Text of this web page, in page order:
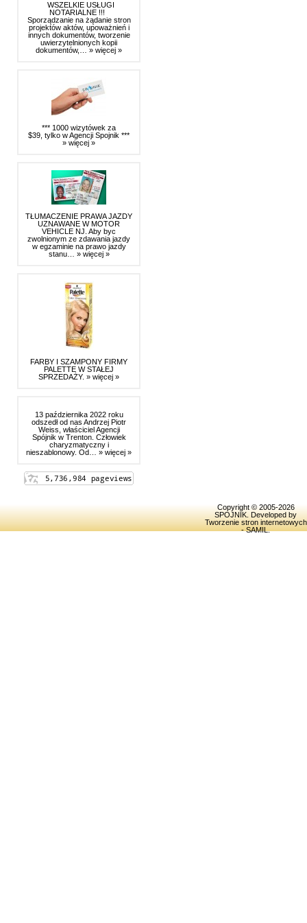
WSZELKIE USŁUGI
NOTARIALNE !!!
Sporządzanie na żądanie stron
projektów aktów, upoważnień i
innych dokumentów, tworzenie
uwierzytelnionych kopii
dokumentów,… » więcej »
*** 1000 wizytówek za
$39, tylko w Agencji Spojnik ***
» więcej »
TŁUMACZENIE PRAWA JAZDY
UZNAWANE W MOTOR
VEHICLE NJ. Aby byc
zwolnionym ze zdawania jazdy
w egzaminie na prawo jazdy
stanu… » więcej »
FARBY I SZAMPONY FIRMY
PALETTE W STAŁEJ
SPRZEDAŻY. » więcej »
13 października 2022 roku
odszedł od nas Andrzej Piotr
Weiss, właściciel Agencji
Spójnik w Trenton. Człowiek
charyzmatyczny i
nieszablonowy. Od… » więcej »
Copyright © 2005-2026
SPOJNIK . Developed by
Tworzenie stron internetowych
- SAMIL.